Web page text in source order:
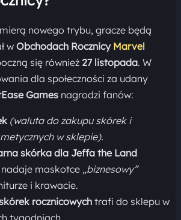
nowego trybu, gracze będą
w Obchodach Rocznicy Marvel
się również 27 listopada. W
dla społeczności za udany
Games nagrodzi fanów:
(waluta do zakupu skórek i
w sklepie).
skórka dla Jeffa the Land
maskotce „biznesowy”
i krawacie.
rocznicowychtrafi do sklepu w